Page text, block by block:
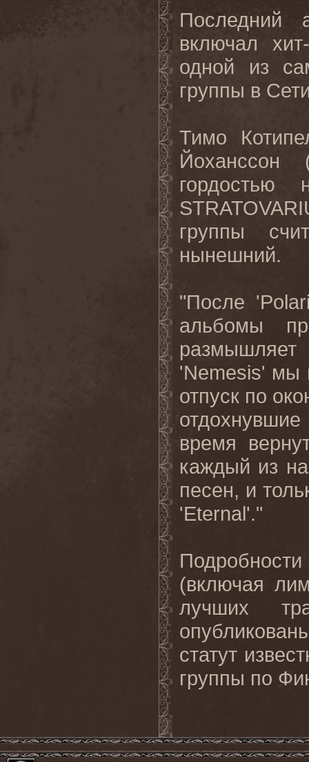
включал
одной из
группы в
Тимо
Йоханссон
гордостью
группы
нынешний.
"После '
альбомы
'Nemesis' мы
отпуск по
отдохнувшие
время
каждый из
песен, и
'Eternal'."
(включая
лучших
статут
группы по